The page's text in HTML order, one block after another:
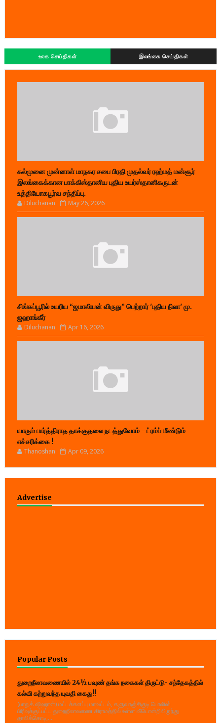
உலக செய்திகள் இலங்கை செய்திகள்
கல்முனை முன்னாள் மாநகர சபை பிரதி முதல்வர் ரஹ்மத் மன்சூர்
இலங்கைக்கான பாக்கிஸ்தானிய புதிய உயர்ஸ்தானிகருடன்
உத்தியோகபூர்வ சந்திப்பு.
Diluchanan May 26, 2026
சிங்கப்பூரில் உயரிய “ஜமாலியன் விருது” பெற்றார் 'புதிய நிலா' மு.
ஜஹாங்கீர்
Diluchanan Apr 16, 2026
யாரும் பார்த்திராத தாக்குதலை நடத்துவோம் - ட்ரம்ப் மீண்டும்
எச்சரிக்கை !
Thanoshan Apr 09, 2026
Advertise
Popular Posts
துறைநீலாவணையில் 24½ பவுண் தங்க நகைகள் திருட்டு- சந்தேகத்தில்
கல்வி கற்றுவந்த யுவதி கைது!!
(பாறுக் ஷிஹான்) மட்டக்களப்பு மாவட்டம், களுவாஞ்சிகுடி பொலிஸ்
பிரிவுக்குட்பட்ட துறைநீலாவணை கிராமத்தில் உள்ள வீடொன்றிலிருந்து
தாலிக்கொடி,...